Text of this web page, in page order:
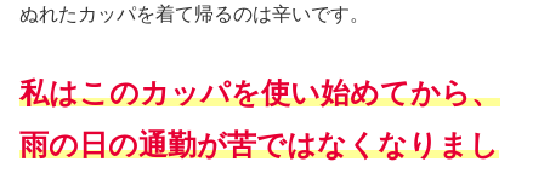
ぬれたカッパを着て帰るのは辛いです。
私はこのカッパを使い始めてから、
雨の日の通勤が苦ではなくなりまし